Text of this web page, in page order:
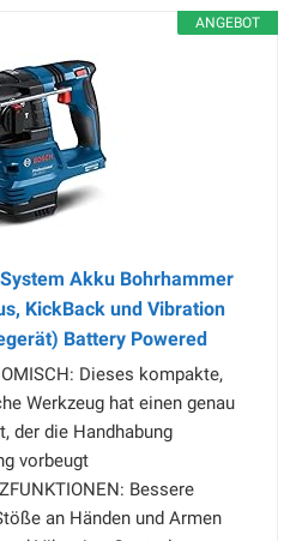
ANGEBOT
Akku Bohrhammer
KickBack und Vibration
Battery Powered
Dieses kompakte,
Werkzeug hat einen genau
der die Handhabung
vorbeugt
Bessere
an Händen und Armen